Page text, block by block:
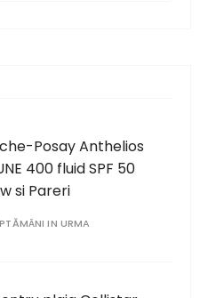
Posay Anthelios
400 fluid SPF 50
si Pareri
IN URMA